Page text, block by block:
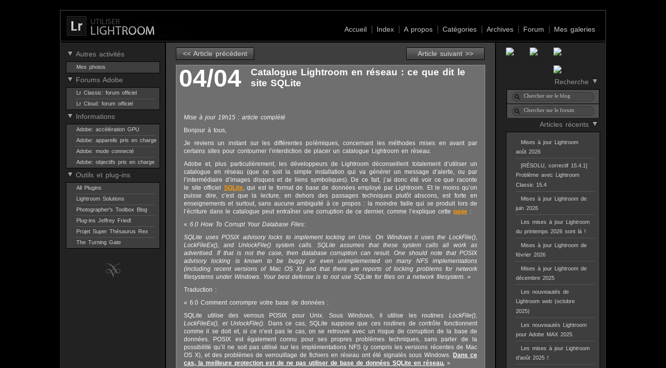
Accueil Index A propos Catégories Archives Forum Mes galeries
Autres activités
Mes photos
Forums Adobe
Lr Classic: forum officiel
Lr Cloud: forum officiel
Informations
Adobe: accélération GPU
Adobe: appareils pris en charge
Adobe: mode connecté
Adobe: objectifs pris en charge
Outils et plug-ins
All Plugins
Lightroom Solutions
Photographer's Toolbox Blog
Plug-ins Jeffrey Friedl
Projet Super Thésaurus Rex
The Turning Gate
Recherche
Articles récents
Mises à jour Lightroom
août 2026
[RÉSOLU, correctif 15.4.1]
Problème avec Lightroom
Classic 15.4
Mises à jour Lightroom de
juin 2026
Les mises à jour Lightroom
du printemps 2026 sont là !
Mises à jour Lightroom de
février 2026
Mises à jour Lightroom de
décembre 2025
Les nouveautés de
Lightroom web (octobre
2025)
Les nouveautés Lightroom
pour Adobe MAX 2025
Les mises à jour Lightroom
d’août 2025 !
<< Article précédent Article suivant >>
04/04
Catalogue Lightroom en réseau : ce que dit le
site SQLite
Mise à jour 19h15 : article complété
Bonjour à tous,
Je reviens un instant sur les différentes polémiques, concernant les méthodes mises en avant par
certains sites pour contourner l’interdiction de placer un catalogue Lightroom en réseau.
Adobe et, plus particulièrement, les développeurs de Lightroom déconseillent totalement d’utiliser un
catalogue en réseau (que ce soit la simple installation qui va générer un message d’alerte, ou par
l’intermédiaire d’images disques et de liens symboliques). De ce fait, j’ai donc été voir ce que raconte
le site officiel SQLite, qui est le format de base de données employé par Lightroom. Et le moins qu’on
puisse dire, c’est que la lecture, en dehors des passages techniques plutôt abscons, est forte en
enseignements et surtout, sans aucune ambiguité à ce propos : la moindre faille qui se produit lors de
l’écriture dans le catalogue peut entraîner une corruption de ce dernier, comme l’explique cette page :
« 6.0 How To Corrupt Your Database Files:
SQLite uses POSIX advisory locks to implement locking on Unix. On Windows it uses the LockFile(),
LockFileEx(), and UnlockFile() system calls. SQLite assumes that these system calls all work as
advertised. If that is not the case, then database corruption can result. One should note that POSIX
advisory locking is known to be buggy or even unimplemented on many NFS implementations
(including recent versions of Mac OS X) and that there are reports of locking problems for network
filesystems under Windows. Your best defense is to not use SQLite for files on a network filesystem. »
Traduction :
« 6.0 Comment corrompre votre base de données :
SQLite utilise des verrous POSIX pour Unix. Sous Windows, il utilise les routines LockFile(),
LockFileEx(), et UnlockFile().
Dans ce cas, SQLite suppose que ces routines de contrôle fonctionnent
comme il se doit et, si ce n’est pas le cas, on se retrouve avec un risque de corruption de la base de
données. POSIX est également connu pour ses propres problèmes techniques, sans parler de la
possibilité qu’il ne soit pas utilisé sur les implémentations NFS (y compris les versions récentes de Mac
OS X), et des problèmes de verrouillage de fichiers en réseau ont été signalés sous Windows. Dans ce
cas, la meilleure protection est de ne pas utiliser de base de données SQLite en réseau. »